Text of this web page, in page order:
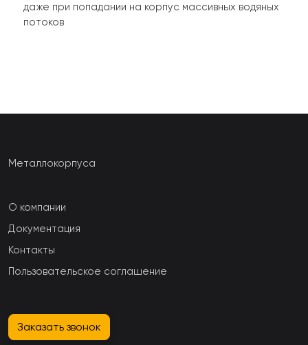
даже при попадании на корпус массивных водяных
потоков
Металлокорпуса
О компании
Документация
Контакты
Пользовательское соглашение
Заказать звонок